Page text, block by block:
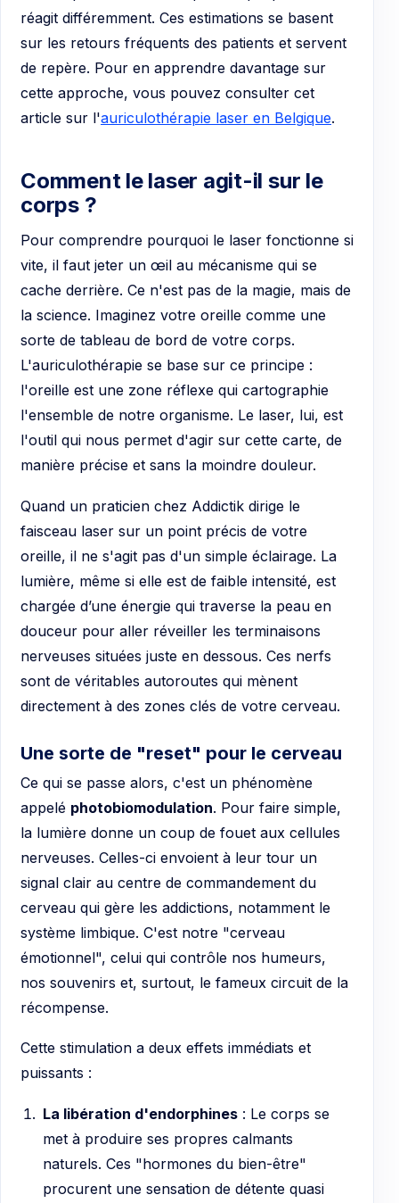
réagit différemment. Ces estimations se basent
sur les retours fréquents des patients et servent
de repère. Pour en apprendre davantage sur
cette approche, vous pouvez consulter cet
article sur l'auriculothérapie laser en Belgique.
Comment le laser agit-il sur le
corps ?
Pour comprendre pourquoi le laser fonctionne si
vite, il faut jeter un œil au mécanisme qui se
cache derrière. Ce n'est pas de la magie, mais de
la science. Imaginez votre oreille comme une
sorte de tableau de bord de votre corps.
L'auriculothérapie se base sur ce principe :
l'oreille est une zone réflexe qui cartographie
l'ensemble de notre organisme. Le laser, lui, est
l'outil qui nous permet d'agir sur cette carte, de
manière précise et sans la moindre douleur.
Quand un praticien chez Addictik dirige le
faisceau laser sur un point précis de votre
oreille, il ne s'agit pas d'un simple éclairage. La
lumière, même si elle est de faible intensité, est
chargée d’une énergie qui traverse la peau en
douceur pour aller réveiller les terminaisons
nerveuses situées juste en dessous. Ces nerfs
sont de véritables autoroutes qui mènent
directement à des zones clés de votre cerveau.
Une sorte de "reset" pour le cerveau
Ce qui se passe alors, c'est un phénomène
appelé photobiomodulation. Pour faire simple,
la lumière donne un coup de fouet aux cellules
nerveuses. Celles-ci envoient à leur tour un
signal clair au centre de commandement du
cerveau qui gère les addictions, notamment le
système limbique. C'est notre "cerveau
émotionnel", celui qui contrôle nos humeurs,
nos souvenirs et, surtout, le fameux circuit de la
récompense.
Cette stimulation a deux effets immédiats et
puissants :
La libération d'endorphines: Le corps se
met à produire ses propres calmants
naturels. Ces "hormones du bien-être"
procurent une sensation de détente quasi